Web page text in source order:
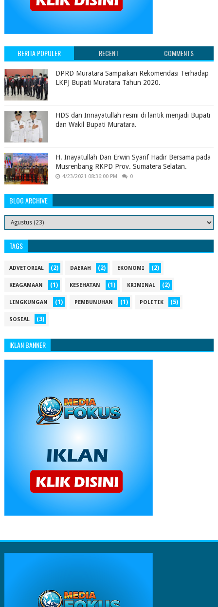
BERITA POPULER RECENT COMMENTS
DPRD Muratara Sampaikan Rekomendasi Terhadap
LKPJ Bupati Muratara Tahun 2020.
HDS dan Innayatullah resmi di lantik menjadi Bupati
dan Wakil Bupati Muratara.
H. Inayatullah Dan Erwin Syarif Hadir Bersama pada
Musrenbang RKPD Prov. Sumatera Selatan.
4/23/2021 08:36:00 PM 0
BLOG ARCHIVE
TAGS
ADVETORIAL (2) DAERAH (2) EKONOMI (2)
KEAGAMAAN (1) KESEHATAN (1) KRIMINAL (2)
LINGKUNGAN (1) PEMBUNUHAN (1) POLITIK (5)
SOSIAL (3)
IKLAN BANNER